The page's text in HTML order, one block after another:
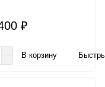
₽
В корзину